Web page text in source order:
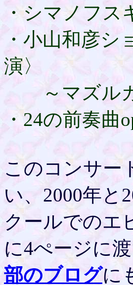
・シマノフス
・小山和彦
演〉
～マズルカ
・24の前奏曲
このコンサー
い、2000年と
クールでのエ
に4ぺージに
部のブログに